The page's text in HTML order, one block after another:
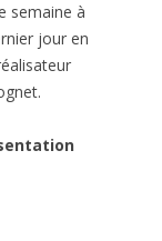
semaine à
jour en